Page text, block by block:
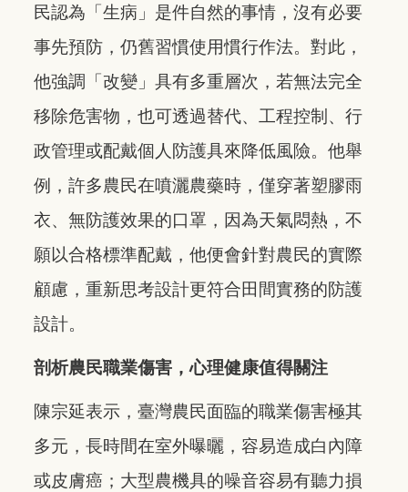
民認為「生病」是件自然的事情，沒有必要
事先預防，仍舊習慣使用慣行作法。對此，
他強調「改變」具有多重層次，若無法完全
移除危害物，也可透過替代、工程控制、行
政管理或配戴個人防護具來降低風險。他舉
例，許多農民在噴灑農藥時，僅穿著塑膠雨
衣、無防護效果的口罩，因為天氣悶熱，不
願以合格標準配戴，他便會針對農民的實際
顧慮，重新思考設計更符合田間實務的防護
設計。
剖析農民職業傷害，心理健康值得關注
陳宗延表示，臺灣農民面臨的職業傷害極其
多元，長時間在室外曝曬，容易造成白內障
或皮膚癌；大型農機具的噪音容易有聽力損